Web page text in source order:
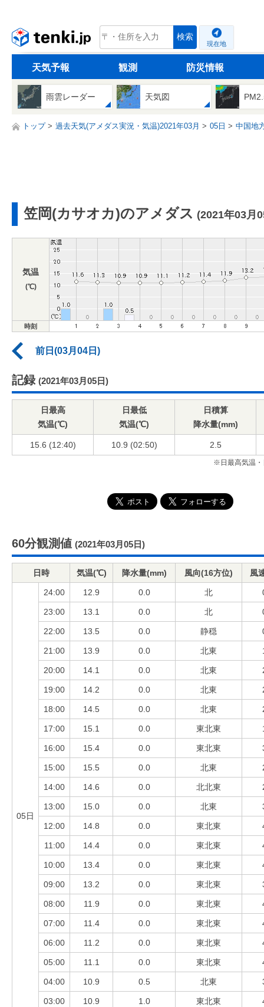
tenki.jp 検索
現在地
天気予報 観測 防災情報
雨雲レーダー 天気図
トップ 過去天気(アメダス実況・気温)2021年03月 05日 中国地
笠岡(カサオカ)のアメダス (2021年03月
気温
(℃)
時刻
前日(03月04日)
記録 (2021年03月05日)
日最高
気温(℃)
日最低
気温(℃)
日積算
降水量(mm)
15.6 (12:40) 10.9 (02:50) 2.5
※日最高気温・
60分観測値 (2021年03月05日)
日時 気温(℃) 降水量(mm) 風向(16方位) 風
05日
24:00 12.9 0.0 北
23:00 13.1 0.0 北
22:00 13.5 0.0 静穏
21:00 13.9 0.0 北東
20:00 14.1 0.0 北東
19:00 14.2 0.0 北東
18:00 14.5 0.0 北東
17:00 15.1 0.0 東北東
16:00 15.4 0.0 東北東
15:00 15.5 0.0 北東
14:00 14.6 0.0 北北東
13:00 15.0 0.0 北東
12:00 14.8 0.0 東北東
11:00 14.4 0.0 東北東
10:00 13.4 0.0 東北東
09:00 13.2 0.0 東北東
08:00 11.9 0.0 東北東
07:00 11.4 0.0 東北東
06:00 11.2 0.0 東北東
05:00 11.1 0.0 東北東
04:00 10.9 0.5 北東
03:00 10.9 1.0 東北東